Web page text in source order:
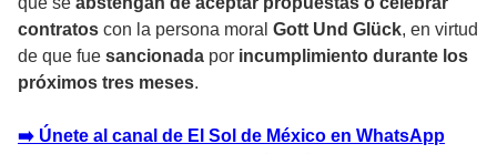
contratos con la persona moral Gott Und Glück, en virtud
de que fue sancionada por incumplimiento durante los
próximos tres meses.
➡️ Únete al canal de El Sol de México en WhatsApp